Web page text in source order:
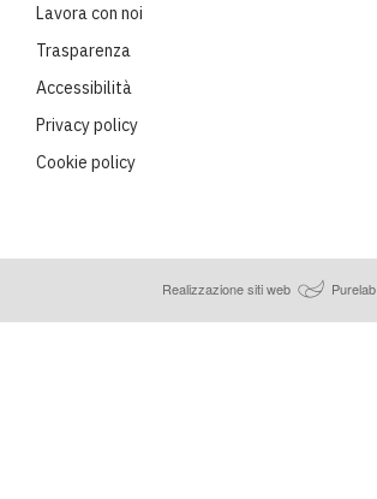
Lavora con noi
Trasparenza
Accessibilità
Privacy policy
Cookie policy
Realizzazione siti web Purelab